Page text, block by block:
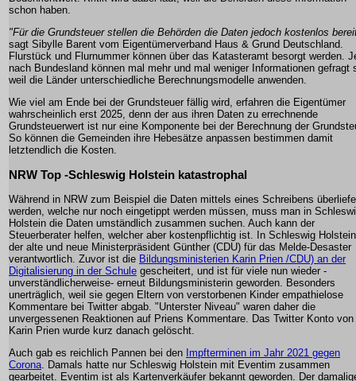
schon haben.
"Für die Grundsteuer stellen die Behörden die Daten jedoch kostenlos
sagt Sibylle Barent vom Eigentümerverband Haus & Grund Deutschland.
Flurstück und Flurnummer können über das Katasteramt besorgt werden.
nach Bundesland können mal mehr und mal weniger Informationen gefragt
weil die Länder unterschiedliche Berechnungsmodelle anwenden.
Wie viel am Ende bei der Grundsteuer fällig wird, erfahren die Eigentümer
wahrscheinlich erst 2025, denn der aus ihren Daten zu errechnende
Grundsteuerwert ist nur eine Komponente bei der Berechnung der
So können die Gemeinden ihre Hebesätze anpassen bestimmen damit
letztendlich die Kosten.
NRW Top -Schleswig Holstein katastrophal
Während in NRW zum Beispiel die Daten mittels eines Schreibens
werden, welche nur noch eingetippt werden müssen, muss man in
Holstein die Daten umständlich zusammen suchen. Auch kann der
Steuerberater helfen, welcher aber kostenpflichtig ist. In Schleswig
der alte und neue Ministerpräsident Günther (CDU) für das Melde-Desaster
verantwortlich. Zuvor ist die Bildungsministerien Karin Prien /CDU) an der
Digitalisierung in der Schule gescheitert, und ist für viele nun wieder -
unverständlicherweise- erneut Bildungsministerin geworden. Besonders
unerträglich, weil sie gegen Eltern von verstorbenen Kinder empathielose
Kommentare bei Twitter abgab. "Unterster Niveau" waren daher die
unvergessenen Reaktionen auf Priens Kommentare. Das Twitter Konto von
Karin Prien wurde kurz danach gelöscht.
Auch gab es reichlich Pannen bei den Impfterminen im Jahr 2021 gegen
Corona. Damals hatte nur Schleswig Holstein mit Eventim zusammen
gearbeitet. Eventim ist als Kartenverkäufer bekannt geworden. Der